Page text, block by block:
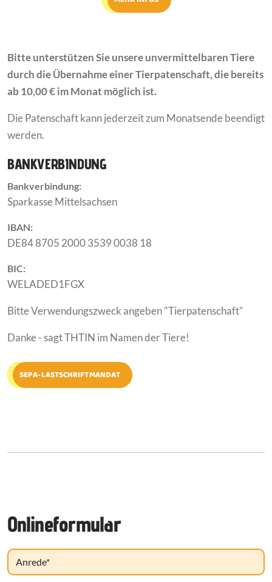
Bitte unterstützen Sie unsere unvermittelbaren Tiere
durch die Übernahme einer Tierpatenschaft, die bereits
ab 10,00 € im Monat möglich ist.
Die Patenschaft kann jederzeit zum Monatsende beendigt
werden.
BANKVERBINDUNG
Bankverbindung:
Sparkasse Mittelsachsen
IBAN:
DE84 8705 2000 3539 0038 18
BIC:
WELADED1FGX
Bitte Verwendungszweck angeben "Tierpatenschaft"
Danke - sagt THTIN im Namen der Tiere!
SEPA-LASTSCHRIFTMANDAT
Onlineformular